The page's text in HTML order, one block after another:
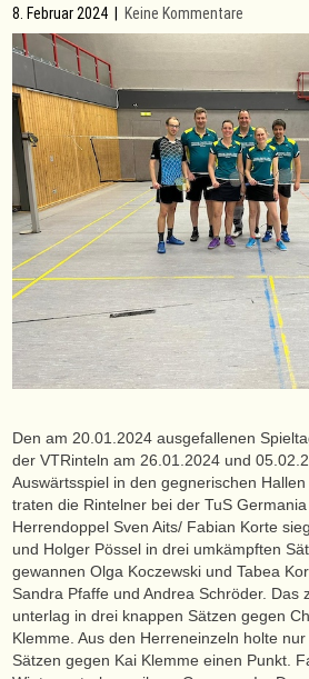
8. Februar 2024 Keine Kommentare
Den am 20.01.2024 ausgefallenen
der VTRinteln am 26.01.2024 und
Auswärtsspiel in den gegnerischen
traten die Rintelner bei der TuS
Herrendoppel Sven Aits/ Fabian Korte
und Holger Pössel in drei umkämpften
gewannen Olga Koczewski und Tabea
Sandra Pfaffe und Andrea Schröder. Das
unterlag in drei knappen Sätzen gegen
Klemme. Aus den Herreneinzeln holte
Sätzen gegen Kai Klemme einen Punkt.